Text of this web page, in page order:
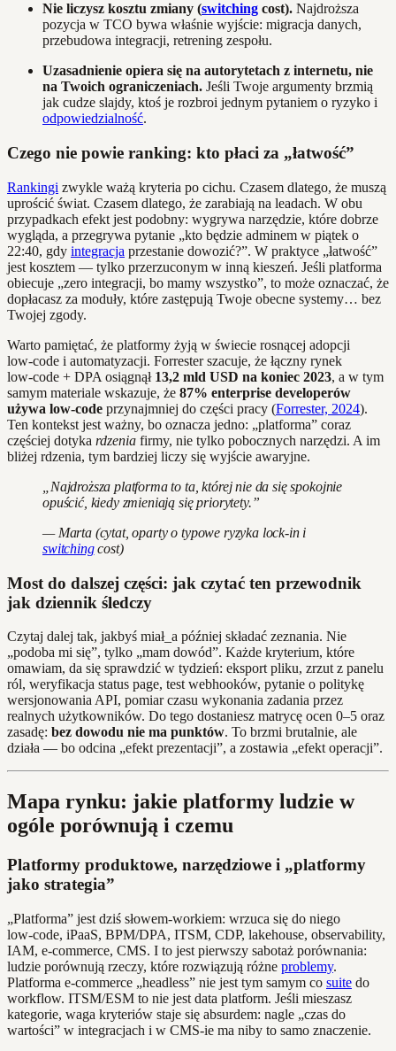
Nie liczysz kosztu zmiany (switching cost). Najdroższa
pozycja w TCO bywa właśnie wyjście: migracja danych,
przebudowa integracji, retrening zespołu.
Uzasadnienie opiera się na autorytetach z internetu, nie
na Twoich ograniczeniach. Jeśli Twoje argumenty brzmią
jak cudze slajdy, ktoś je rozbroi jednym pytaniem o ryzyko i
odpowiedzialność.
Czego nie powie ranking: kto płaci za „łatwość”
Rankingi zwykle ważą kryteria po cichu. Czasem dlatego, że muszą
uprościć świat. Czasem dlatego, że zarabiają na leadach. W obu
przypadkach efekt jest podobny: wygrywa narzędzie, które dobrze
wygląda, a przegrywa pytanie „kto będzie adminem w piątek o
22:40, gdy integracja przestanie dowozić?”. W praktyce „łatwość”
jest kosztem — tylko przerzuconym w inną kieszeń. Jeśli platforma
obiecuje „zero integracji, bo mamy wszystko”, to może oznaczać, że
dopłacasz za moduły, które zastępują Twoje obecne systemy… bez
Twojej zgody.
Warto pamiętać, że platformy żyją w świecie rosnącej adopcji
low‑code i automatyzacji. Forrester szacuje, że łączny rynek
low‑code + DPA osiągnął 13,2 mld USD na koniec 2023, a w tym
samym materiale wskazuje, że 87% enterprise developerów
używa low‑code przynajmniej do części pracy (Forrester, 2024).
Ten kontekst jest ważny, bo oznacza jedno: „platforma” coraz
częściej dotyka rdzenia firmy, nie tylko pobocznych narzędzi. A im
bliżej rdzenia, tym bardziej liczy się wyjście awaryjne.
„Najdroższa platforma to ta, której nie da się spokojnie
opuścić, kiedy zmieniają się priorytety.”
— Marta (cytat, oparty o typowe ryzyka lock‑in i
switchingcost)
Most do dalszej części: jak czytać ten przewodnik
jak dziennik śledczy
Czytaj dalej tak, jakbyś miał_a później składać zeznania. Nie
„podoba mi się”, tylko „mam dowód”. Każde kryterium, które
omawiam, da się sprawdzić w tydzień: eksport pliku, zrzut z panelu
ról, weryfikacja status page, test webhooków, pytanie o politykę
wersjonowania API, pomiar czasu wykonania zadania przez
realnych użytkowników. Do tego dostaniesz matrycę ocen 0–5 oraz
zasadę: bez dowodu nie ma punktów. To brzmi brutalnie, ale
działa — bo odcina „efekt prezentacji”, a zostawia „efekt operacji”.
Mapa rynku: jakie platformy ludzie w
ogóle porównują i czemu
Platformy produktowe, narzędziowe i „platformy
jako strategia”
„Platforma” jest dziś słowem‑workiem: wrzuca się do niego
low‑code, iPaaS, BPM/DPA, ITSM, CDP, lakehouse, observability,
IAM, e‑commerce, CMS. I to jest pierwszy sabotaż porównania:
ludzie porównują rzeczy, które rozwiązują różne problemy.
Platforma e‑commerce „headless” nie jest tym samym co suite do
workflow. ITSM/ESM to nie jest data platform. Jeśli mieszasz
kategorie, waga kryteriów staje się absurdem: nagle „czas do
wartości” w integracjach i w CMS‑ie ma niby to samo znaczenie.